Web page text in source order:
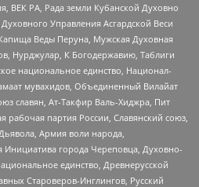
ВЕК РА, Рада земли Кубанской Духовно
Управления Асгардской Веси
Веды Перуна, Мужская Духовная
Нурджулар, К Богодержавию, Таблиги
национальное единство, Национал-
мувахидов, Объединенный Вилайат
славян, Ат-Такфир Валь-Хиджра, Пит
рабочая партия России, Славянский союз,
Армия воли народа,
Инициатива города Череповца, Духовно-
единство, Древнерусской
Староверов-Инглингов, Русский